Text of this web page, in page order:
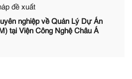
đề xuất
nghiệp về Quản Lý Dự Án
tại Viện Công Nghệ Châu Á